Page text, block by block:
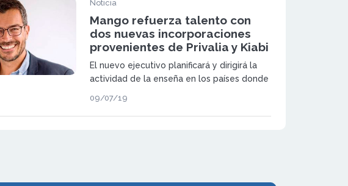
Noticia
Mango refuerza talento con
dos nuevas incorporaciones
provenientes de Privalia y Kiabi
El nuevo ejecutivo planificará y dirigirá la
actividad de la enseña en los países donde
09/07/19